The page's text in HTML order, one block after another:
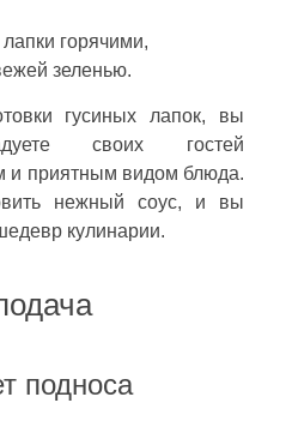
горячими,
зеленью.
гусиных лапок, вы
своих гостей
и приятным видом блюда.
нежный соус, и вы
кулинарии.
подноса